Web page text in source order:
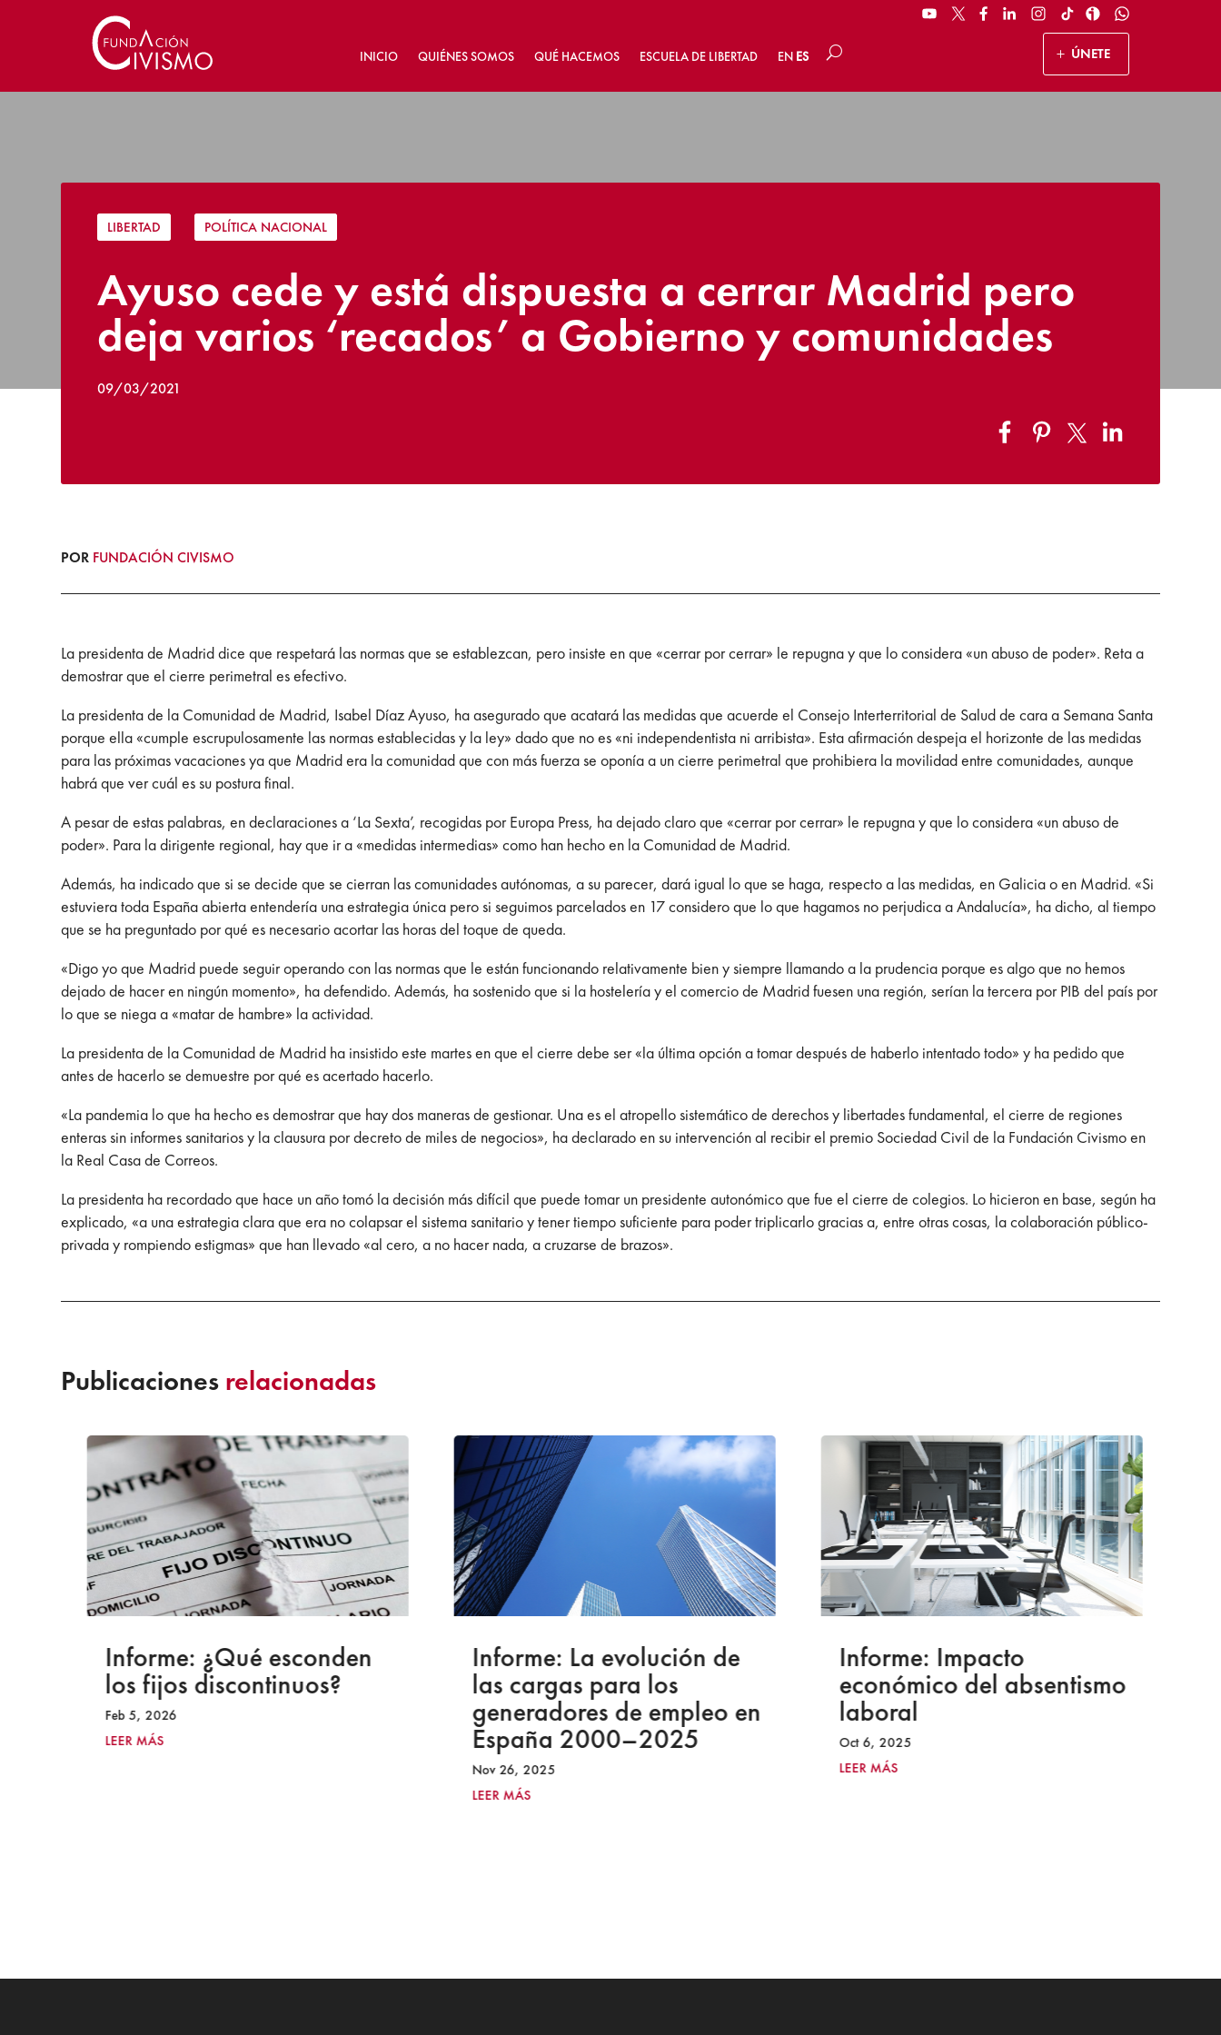
INICIO QUIÉNES SOMOS QUÉ HACEMOS ESCUELA DE LIBERTAD EN ES ÚNETE
LIBERTAD POLÍTICA NACIONAL
Ayuso cede y está dispuesta a cerrar Madrid pero
deja varios ‘recados’ a Gobierno y comunidades
09/03/2021
POR FUNDACIÓN CIVISMO
La presidenta de Madrid dice que respetará las normas que se establezcan, pero insiste en que «cerrar por cerrar» le repugna y que lo considera «un abuso de poder». Reta a
demostrar que el cierre perimetral es efectivo.
La presidenta de la Comunidad de Madrid, Isabel Díaz Ayuso, ha asegurado que acatará las medidas que acuerde el Consejo Interterritorial de Salud de cara a Semana Santa
porque ella «cumple escrupulosamente las normas establecidas y la ley» dado que no es «ni independentista ni arribista». Esta afirmación despeja el horizonte de las medidas
para las próximas vacaciones ya que Madrid era la comunidad que con más fuerza se oponía a un cierre perimetral que prohibiera la movilidad entre comunidades, aunque
habrá que ver cuál es su postura final.
A pesar de estas palabras, en declaraciones a ‘La Sexta’, recogidas por Europa Press, ha dejado claro que «cerrar por cerrar» le repugna y que lo considera «un abuso de
poder». Para la dirigente regional, hay que ir a «medidas intermedias» como han hecho en la Comunidad de Madrid.
Además, ha indicado que si se decide que se cierran las comunidades autónomas, a su parecer, dará igual lo que se haga, respecto a las medidas, en Galicia o en Madrid. «Si
estuviera toda España abierta entendería una estrategia única pero si seguimos parcelados en 17 considero que lo que hagamos no perjudica a Andalucía», ha dicho, al tiempo
que se ha preguntado por qué es necesario acortar las horas del toque de queda.
«Digo yo que Madrid puede seguir operando con las normas que le están funcionando relativamente bien y siempre llamando a la prudencia porque es algo que no hemos
dejado de hacer en ningún momento», ha defendido. Además, ha sostenido que si la hostelería y el comercio de Madrid fuesen una región, serían la tercera por PIB del país por
lo que se niega a «matar de hambre» la actividad.
La presidenta de la Comunidad de Madrid ha insistido este martes en que el cierre debe ser «la última opción a tomar después de haberlo intentado todo» y ha pedido que
antes de hacerlo se demuestre por qué es acertado hacerlo.
«La pandemia lo que ha hecho es demostrar que hay dos maneras de gestionar. Una es el atropello sistemático de derechos y libertades fundamental, el cierre de regiones
enteras sin informes sanitarios y la clausura por decreto de miles de negocios», ha declarado en su intervención al recibir el premio Sociedad Civil de la Fundación Civismo en
la Real Casa de Correos.
La presidenta ha recordado que hace un año tomó la decisión más difícil que puede tomar un presidente autonómico que fue el cierre de colegios. Lo hicieron en base, según ha
explicado, «a una estrategia clara que era no colapsar el sistema sanitario y tener tiempo suficiente para poder triplicarlo gracias a, entre otras cosas, la colaboración público-
privada y rompiendo estigmas» que han llevado «al cero, a no hacer nada, a cruzarse de brazos».
Publicaciones relacionadas
Informe: ¿Qué esconden
los fijos discontinuos?
Feb 5, 2026
LEER MÁS
Informe: La evolución de
las cargas para los
generadores de empleo en
España 2000–2025
Nov 26, 2025
LEER MÁS
Informe: Impacto
económico del absentismo
laboral
Oct 6, 2025
LEER MÁS